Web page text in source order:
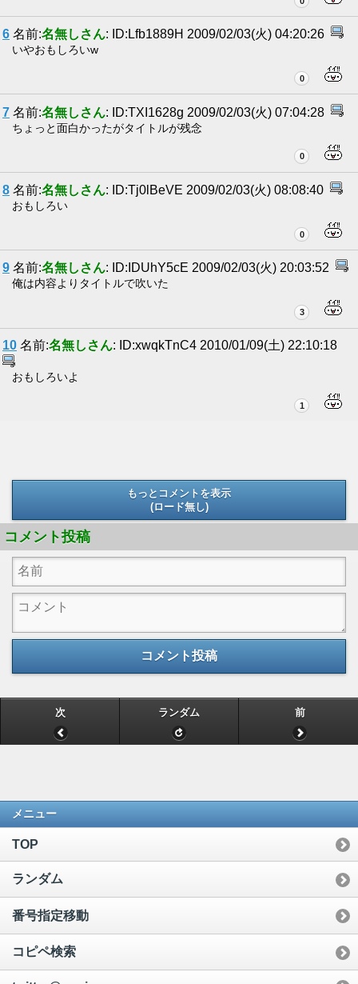
6 名前:名無しさん: ID:Lfb1889H 2009/02/03(火) 04:20:26
いやおもしろいw
0
7 名前:名無しさん: ID:TXI1628g 2009/02/03(火) 07:04:28
ちょっと面白かったがタイトルが残念
0
8 名前:名無しさん: ID:Tj0lBeVE 2009/02/03(火) 08:08:40
おもしろい
0
9 名前:名無しさん: ID:IDUhY5cE 2009/02/03(火) 20:03:52
俺は内容よりタイトルで吹いた
3
10 名前:名無しさん: ID:xwqkTnC4 2010/01/09(土) 22:10:18
おもしろいよ
1
もっとコメントを表示
(ロード無し)
コメント投稿
コメント投稿
次 ランダム 前
メニュー
TOP
ランダム
番号指定移動
コピペ検索